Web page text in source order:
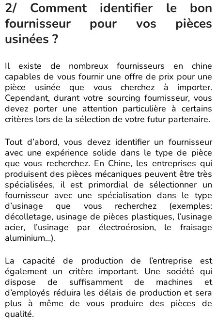
2/ Comment identifier le bon
fournisseur pour vos pièces
usinées ?
Il existe de nombreux fournisseurs en chine
capables de vous fournir une offre de prix pour une
pièce usinée que vous cherchez à importer.
Cependant, durant votre sourcing fournisseur, vous
devez porter une attention particulière à certains
critères lors de la sélection de votre futur partenaire.
Tout d’abord, vous devez identifier un fournisseur
avec une expérience solide dans le type de pièce
que vous recherchez. En Chine, les entreprises qui
produisent des pièces mécaniques peuvent être très
spécialisées, il est primordial de sélectionner un
fournisseur avec une spécialisation dans le type
d’usinage que vous recherchez (exemples:
décolletage, usinage de pièces plastiques, l’usinage
acier, l’usinage par électroérosion, le fraisage
aluminium…).
La capacité de production de l’entreprise est
également un critère important. Une société qui
dispose de suffisamment de machines et
d’employés réduira les délais de production et sera
plus à même de vous produire des pièces de
qualité.